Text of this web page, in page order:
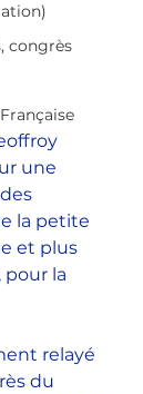
congrès
une
la petite
et plus
pour la
relayé
du